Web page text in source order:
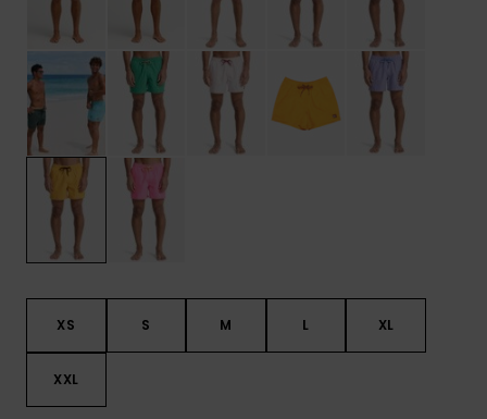
XS S M L XL
XXL